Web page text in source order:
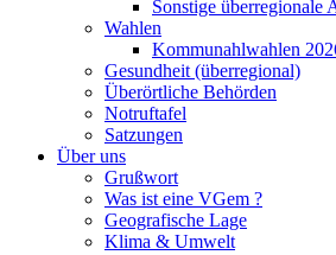
Sonstige überregionale
Wahlen
Kommunahlwahlen
Gesundheit (überregional)
Überörtliche Behörden
Notruftafel
Satzungen
Über uns
Grußwort
Was ist eine VGem ?
Geografische Lage
Klima & Umwelt